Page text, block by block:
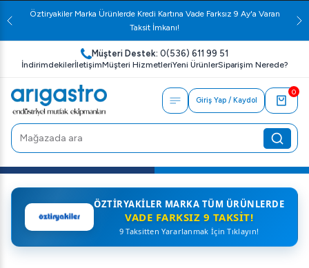
Öztiryakiler Marka Ürünlerde Kredi Kartına Vade Farksız 9 Ay'a Varan
Taksit İmkanı!
Müşteri Destek: 0(536) 611 99 51
İndirimdekilerİletişimMüşteri HizmetleriYeni ÜrünlerSiparişim Nerede?
Giriş Yap / Kaydol
0
ÖZTIRYAKILER MARKA TÜM ÜRÜNLERDE
VADE FARKSIZ 9 TAKSIT!
9 Taksitten Yararlanmak İçin Tıklayın!